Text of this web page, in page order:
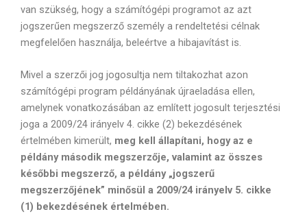
van szükség, hogy a számítógépi programot az azt
jogszerűen megszerző személy a rendeltetési célnak
megfelelően használja, beleértve a hibajavítást is.
Mivel a szerzői jog jogosultja nem tiltakozhat azon
számítógépi program példányának újraeladása ellen,
amelynek vonatkozásában az említett jogosult terjesztési
joga a 2009/24 irányelv 4. cikke (2) bekezdésének
értelmében kimerült, meg kell állapítani, hogy az e
példány második megszerzője, valamint az összes
későbbi megszerző, a példány „jogszerű
megszerzőjének” minősül a 2009/24 irányelv 5. cikke
(1) bekezdésének értelmében.